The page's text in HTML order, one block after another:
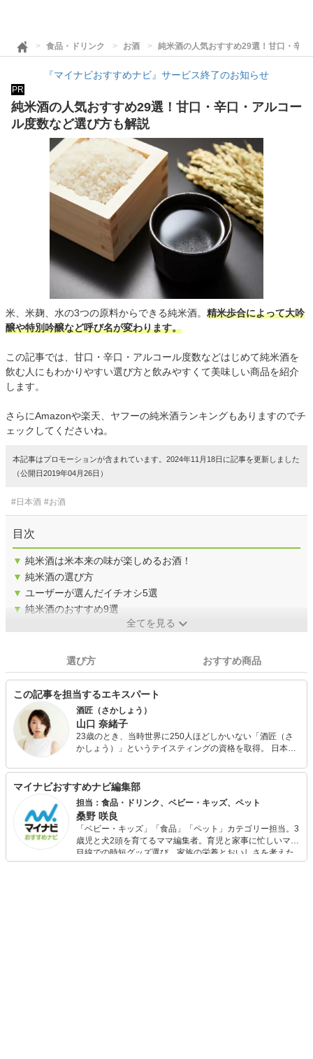
食品・ドリンク お酒 純米酒の人気おすすめ29選！甘口・辛
『マイナビおすすめナビ』サービス終了のお知らせ
PR
純米酒の人気おすすめ29選！甘口・辛口・アルコー
ル度数など選び方も解説
米、米麹、水の3つの原料からできる純米酒。 精米歩合によって大吟
醸や特別吟醸など呼び名が変わります。
この記事では、甘口・辛口・アルコール度数などはじめて純米酒を
飲む人にもわかりやすい選び方と飲みやすくて美味しい商品を紹介
します。
さらにAmazonや楽天、ヤフーの純米酒ランキングもありますのでチ
ェックしてくださいね。
本記事はプロモーションが含まれています。2024年11月18日に記事を更新しました
（公開日2019年04月26日）
#日本酒 #お酒
目次
▼ 純米酒は米本来の味が楽しめるお酒！
▼ 純米酒の選び方
▼ ユーザーが選んだイチオシ5選
▼ 純米酒のおすすめ9選
全てを見る
選び方 おすすめ商品
この記事を担当するエキスパート
酒匠（さかしょう）
山口 奈緒子
23歳のとき、当時世界に250人ほどしかいない「酒匠（さ
かしょう）」というテイスティングの資格を取得。 日本酒
の後、創業メンバーとしてスタートアップにジョイン。 現
在は、カナダにて酒造りとセールスを行っている。日本酒
のプロとして、これまでの経験を生かして日本酒の魅力を
世界に伝えている。
マイナビおすすめナビ編集部
担当：食品・ドリンク、ベビー・キッズ、ペット
桑野 咲良
「ベビー・キッズ」「食品」「ペット」カテゴリー担当。3
歳児と犬2頭を育てるママ編集者。育児と家事に忙しいママ
目線での時短グッズ選び、家族の栄養とおいしさを考えた
食品選び、束の間のリラックスタイムを楽しむためのスイ